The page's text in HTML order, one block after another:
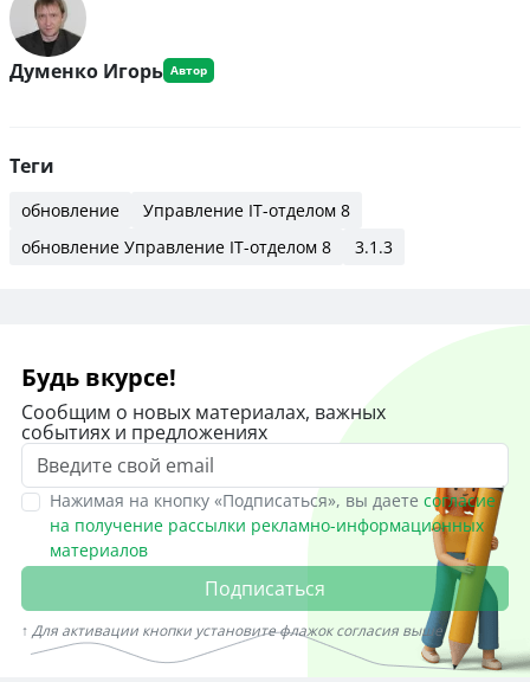
Думенко Игорь
Теги
обновление
Управление IT-отделом 8
обновление Управление IT-отделом 8
3.1.3
Будь вкурсе!
Сообщим о новых материалах, важных
событиях и предложениях
Нажимая на кнопку «Подписаться», вы даете согласие
на получение рассылки рекламно-информационных
материалов
Подписаться
↑ Для активации кнопки установите флажок согласия выше